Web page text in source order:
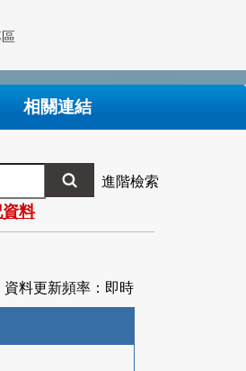
相關連結
進階檢索
料
資料更新頻率：即時